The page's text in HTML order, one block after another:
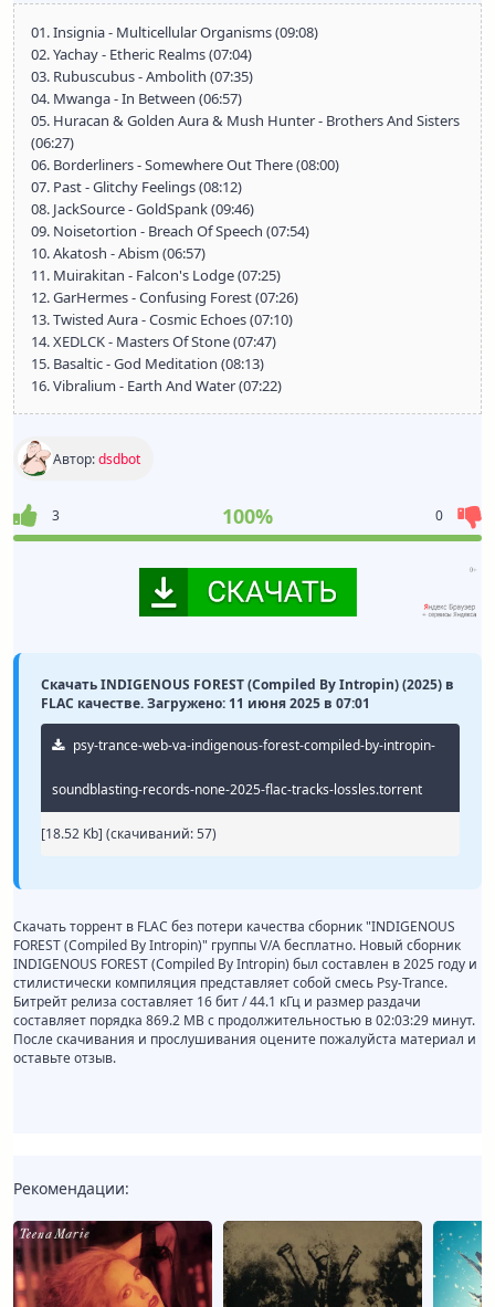
01. Insignia - Multicellular Organisms (09:08)
02. Yachay - Etheric Realms (07:04)
03. Rubuscubus - Ambolith (07:35)
04. Mwanga - In Between (06:57)
05. Huracan & Golden Aura & Mush Hunter - Brothers And Sisters
(06:27)
06. Borderliners - Somewhere Out There (08:00)
07. Past - Glitchy Feelings (08:12)
08. JackSource - GoldSpank (09:46)
09. Noisetortion - Breach Of Speech (07:54)
10. Akatosh - Abism (06:57)
11. Muirakitan - Falcon's Lodge (07:25)
12. GarHermes - Confusing Forest (07:26)
13. Twisted Aura - Cosmic Echoes (07:10)
14. XEDLCK - Masters Of Stone (07:47)
15. Basaltic - God Meditation (08:13)
16. Vibralium - Earth And Water (07:22)
Автор:dsdbot
3 100% 0
Скачать INDIGENOUS FOREST (Compiled By Intropin) (2025) в
FLAC качестве. Загружено: 11 июня 2025 в 07:01
psy-trance-web-va-indigenous-forest-compiled-by-intropin-
soundblasting-records-none-2025-flac-tracks-lossles.torrent
[18.52 Kb] (cкачиваний: 57)
Скачать торрент в FLAC без потери качества сборник "INDIGENOUS
FOREST (Compiled By Intropin)" группы V/A бесплатно. Новый сборник
INDIGENOUS FOREST (Compiled By Intropin) был составлен в 2025 году и
стилистически компиляция представляет собой смесь Psy-Trance.
Битрейт релиза составляет 16 бит / 44.1 кГц и размер раздачи
составляет порядка 869.2 MB с продолжительностью в 02:03:29 минут.
После скачивания и прослушивания оцените пожалуйста материал и
оставьте отзыв.
Рекомендации: